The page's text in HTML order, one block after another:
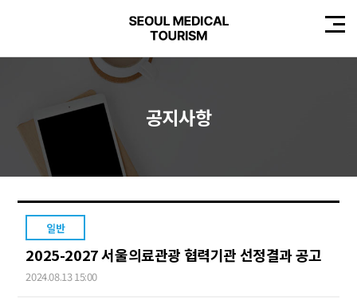
공지사항
일반
2025-2027 서울의료관광 협력기관 선정결과 공고
2024.08.13 15:00